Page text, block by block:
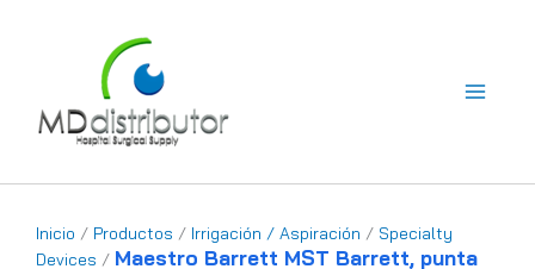
Inicio / Productos / Irrigación / Aspiración / Specialty
Devices / Maestro Barrett MST Barrett, punta